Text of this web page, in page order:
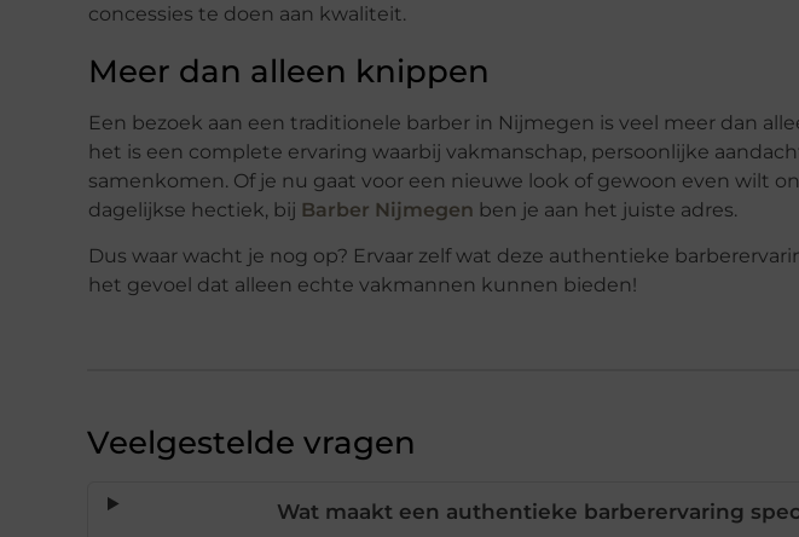
concessies te doen aan kwaliteit.
Meer dan alleen knippen
Een bezoek aan een traditionele barber in Nijmegen is veel meer dan
het is een complete ervaring waarbij vakmanschap, persoonlijke
samenkomen. Of je nu gaat voor een nieuwe look of gewoon even wilt
dagelijkse hectiek, bij Barber Nijmegen ben je aan het juiste adres.
Dus waar wacht je nog op? Ervaar zelf wat deze authentieke
het gevoel dat alleen echte vakmannen kunnen bieden!
Veelgestelde vragen
Wat maakt een authentieke barberervaring